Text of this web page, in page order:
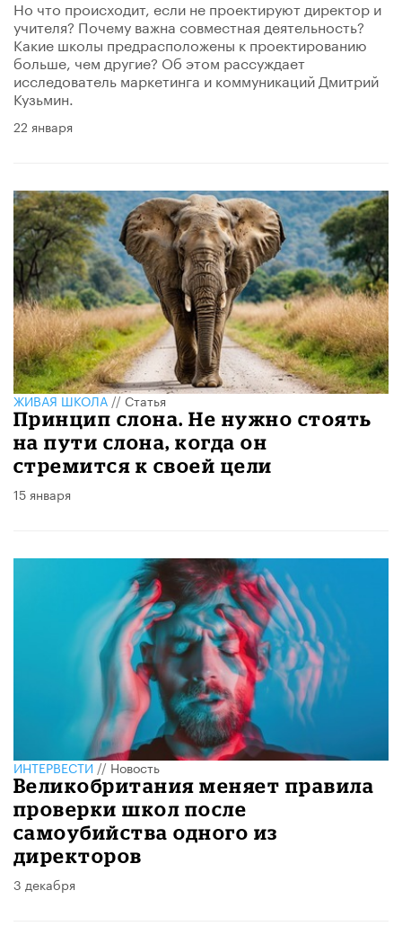
Но что происходит, если не проектируют директор и
учителя? Почему важна совместная деятельность?
Какие школы предрасположены к проектированию
больше, чем другие? Об этом рассуждает
исследователь маркетинга и коммуникаций Дмитрий
Кузьмин.
22 января
ЖИВАЯ ШКОЛА//Статья
Принцип слона. Не нужно стоять
на пути слона, когда он
стремится к своей цели
15 января
ИНТЕРВЕСТИ//Новость
Великобритания меняет правила
проверки школ после
самоубийства одного из
директоров
3 декабря